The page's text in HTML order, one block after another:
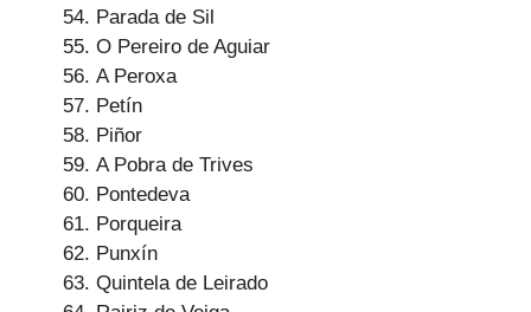
Parada de Sil
O Pereiro de Aguiar
A Peroxa
Petín
Piñor
A Pobra de Trives
Pontedeva
Porqueira
Punxín
Quintela de Leirado